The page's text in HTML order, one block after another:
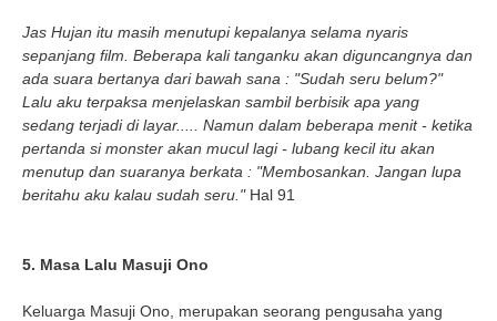
Jas Hujan itu masih menutupi kepalanya selama nyaris
sepanjang film. Beberapa kali tanganku akan diguncangnya dan
ada suara bertanya dari bawah sana : "Sudah seru belum?"
Lalu aku terpaksa menjelaskan sambil berbisik apa yang
sedang terjadi di layar..... Namun dalam beberapa menit - ketika
pertanda si monster akan mucul lagi - lubang kecil itu akan
menutup dan suaranya berkata : "Membosankan. Jangan lupa
beritahu aku kalau sudah seru." Hal 91
5. Masa Lalu Masuji Ono
Keluarga Masuji Ono, merupakan seorang pengusaha yang